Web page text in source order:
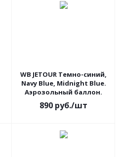
WB JETOUR Темно-синий,
Navy Blue, Midnight Blue.
Аэрозольный баллон.
890 руб./шт